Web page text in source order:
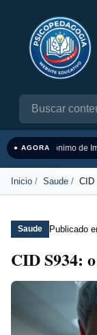
● AGORASinônimo de
Inicio Saude CID
Saude Publicado
CID S934: